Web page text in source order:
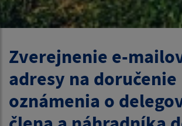
Zverejnenie e-
adresy na doručenie
oznámenia o